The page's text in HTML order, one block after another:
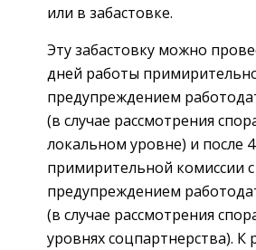
или в забастовке.
Эту забастовку можно
дней работы
предупреждением
(в случае рассмотрения
локальном уровне) и после
примирительной комиссии с
предупреждением
(в случае рассмотрения
уровнях соцпартнерства).